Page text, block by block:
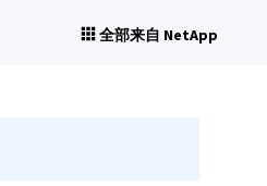
全部来自 NetApp